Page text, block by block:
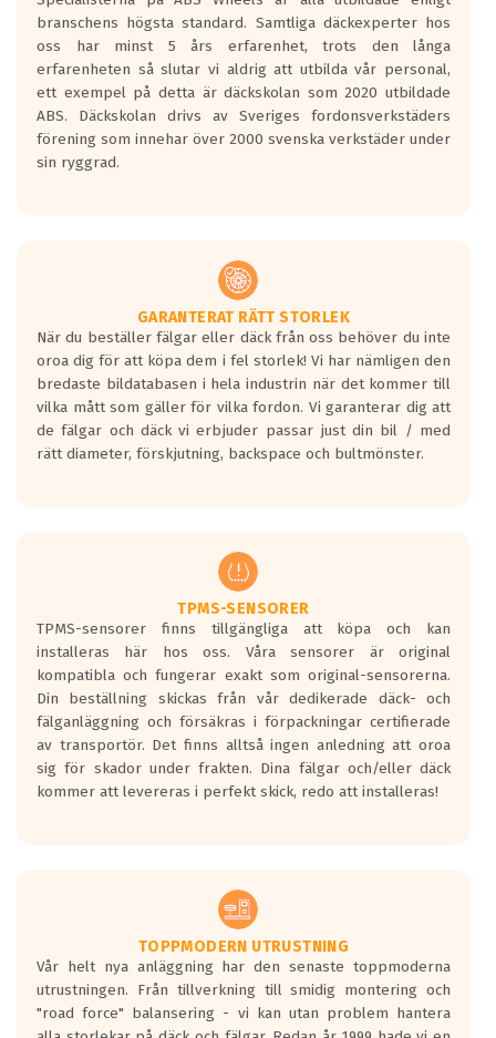
längsta.
Inga D eller G betyg delas ut för
personbilar och lätta lastbilar.
Betyget sätts efter ett test där däcken
skall bromsa in på en väg där det ligger
0.5-1.5 mm vatten.
I 80km/h kommer skillnaden på
Vid körning i över 50km/h brukar
rullmotståndets ljud överträffa
motorljudet.
På däckmärkningen kommer det finnas
en symbol av ett däck med vågar. Hög
bullernivå markeras med svarta vågor
medans de vita vågorna påvisar om det är
ett tyst däck.
regelverket som introduceras år 2016.
Ett däck med två svarta vågor är redan
godkända för år 2016 nya regelverk.
Ett däck med en svart våg kommer vara
minst tre decibel tystare än det
regelverk som börjar gälla 2016.
branschens högsta standard. Samtliga däckexperter hos
oss har minst 5 års erfarenhet, trots den långa
erfarenheten så slutar vi aldrig att utbilda vår personal,
ett exempel på detta är däckskolan som 2020 utbildade
ABS. Däckskolan drivs av Sveriges fordonsverkstäders
förening som innehar över 2000 svenska verkstäder under
sin ryggrad.
GARANTERAT RÄTT STORLEK
När du beställer fälgar eller däck från oss behöver du inte
oroa dig för att köpa dem i fel storlek! Vi har nämligen den
bredaste bildatabasen i hela industrin när det kommer till
vilka mått som gäller för vilka fordon. Vi garanterar dig att
de fälgar och däck vi erbjuder passar just din bil / med
rätt diameter, förskjutning, backspace och bultmönster.
TPMS-SENSORER
TPMS-sensorer finns tillgängliga att köpa och kan
installeras här hos oss. Våra sensorer är original
kompatibla och fungerar exakt som original-sensorerna.
Din beställning skickas från vår dedikerade däck- och
fälganläggning och försäkras i förpackningar certifierade
av transportör. Det finns alltså ingen anledning att oroa
sig för skador under frakten. Dina fälgar och/eller däck
kommer att levereras i perfekt skick, redo att installeras!
TOPPMODERN UTRUSTNING
Vår helt nya anläggning har den senaste toppmoderna
utrustningen. Från tillverkning till smidig montering och
"road force" balansering - vi kan utan problem hantera